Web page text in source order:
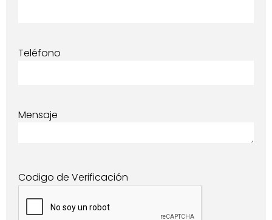
Teléfono
Mensaje
Codigo de Verificación